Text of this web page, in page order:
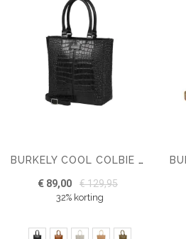
BURKELY COOL COLBIE SHOPPER SMALL
€ 89,00 € 129,95
32% korting